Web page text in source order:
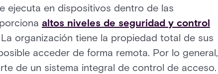
ejecuta en dispositivos dentro de las
altos niveles de seguridad y control
organización tiene la propiedad total de sus
acceder de forma remota. Por lo general,
de un sistema integral de control de acceso.